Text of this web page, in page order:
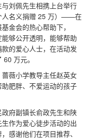
刘佩先生相携上台举行
人名义捐赠 25 万）——在
金会的热心帮助下，
能够公开透明，能够帮助
的爱心人士，在活动发
万元。
薇小学教导主任赵英女
肥胖、不爱运动的孩子
府副镇长俞政先生和陕
作为爱心徒步活动的出
感谢他们在项目推荐、